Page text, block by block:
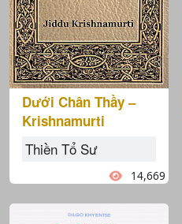
Dưới Chân Thầy –
Krishnamurti
Thiền Tổ Sư
14,669